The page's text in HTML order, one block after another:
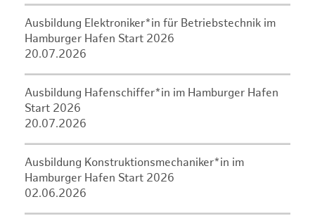
Ausbildung Elektroniker*in für Betriebstechnik im
Hamburger Hafen Start 2026
20.07.2026
Ausbildung Hafenschiffer*in im Hamburger Hafen
Start 2026
20.07.2026
Ausbildung Konstruktionsmechaniker*in im
Hamburger Hafen Start 2026
02.06.2026